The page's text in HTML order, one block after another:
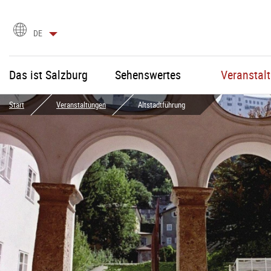
Sprachauswahl
DE
Das ist Salzburg Sehenswertes
Start Veranstaltungen Altstadtführung